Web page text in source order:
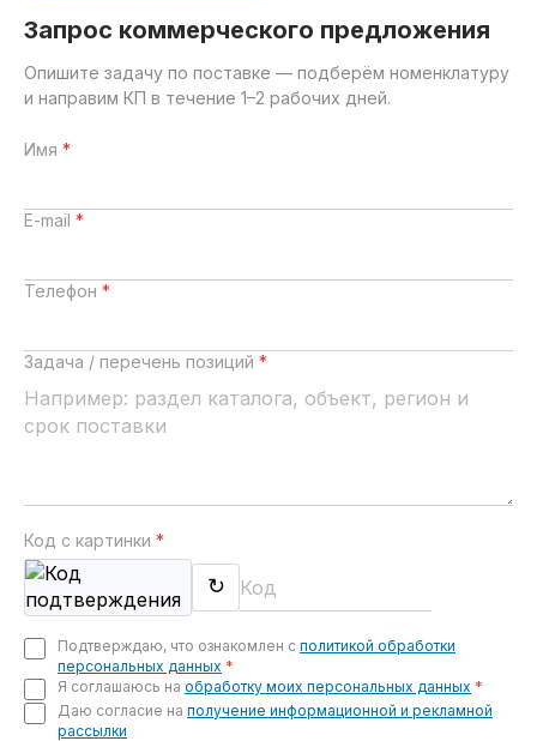
Запрос коммерческого предложения
Опишите задачу по поставке — подберём номенклатуру
и направим КП в течение 1–2 рабочих дней.
Имя *
E-mail *
Телефон *
Задача / перечень позиций *
Код с картинки *
↻
Подтверждаю, что ознакомлен с политикой обработки
персональных данных *
Я соглашаюсь на обработку моих персональных данных *
Даю согласие на получение информационной и рекламной
рассылки